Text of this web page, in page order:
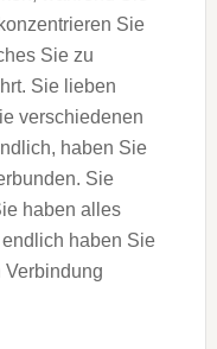
Sie
Sie zu
Sie lieben
verschiedenen
haben Sie
Sie
haben alles
haben Sie